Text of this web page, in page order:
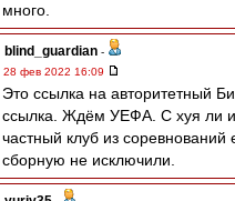
много.
blind_guardian -
28 фев 2022 16:09
Это ссылка на авторитетный
ссылка. Ждём УЕФА. С хуя ли
частный клуб из соревнований
сборную не исключили.